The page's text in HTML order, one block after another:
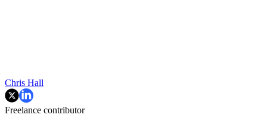
Chris Hall
Freelance contributor